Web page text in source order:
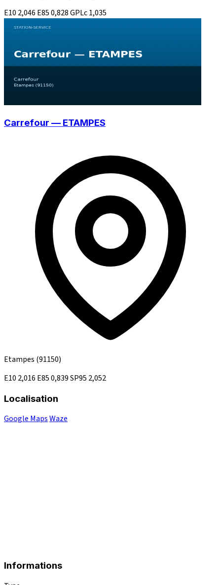
E10 2,046 E850,828GPLc1,035
Carrefour — ETAMPES
Etampes (91150)
E10 2,016 E850,839SP95 2,052
Localisation
Google MapsWaze
Informations